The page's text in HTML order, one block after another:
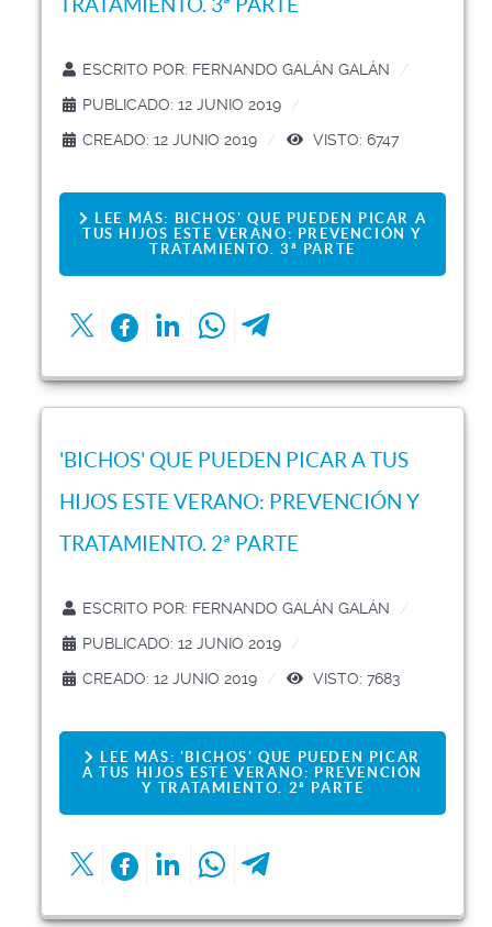
ESCRITO POR: FERNANDO GALÁN GALÁN
PUBLICADO: 12 JUNIO 2019
CREADO: 12 JUNIO 2019
VISTO: 6747
LEE MÁS: BICHOS' QUE PUEDEN PICAR A
TUS HIJOS ESTE VERANO: PREVENCIÓN Y
TRATAMIENTO. 3ª PARTE
'BICHOS' QUE PUEDEN PICAR A TUS
HIJOS ESTE VERANO: PREVENCIÓN Y
TRATAMIENTO. 2ª PARTE
ESCRITO POR: FERNANDO GALÁN GALÁN
PUBLICADO: 12 JUNIO 2019
CREADO: 12 JUNIO 2019
VISTO: 7683
LEE MÁS: 'BICHOS' QUE PUEDEN PICAR
A TUS HIJOS ESTE VERANO: PREVENCIÓN
Y TRATAMIENTO. 2ª PARTE